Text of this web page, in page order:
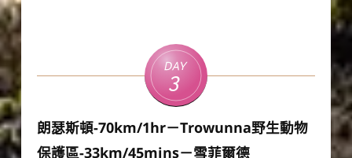
Day
3
朗瑟斯頓-70km/1hr－Trowunna野生動物
保護區-33km/45mins－雪菲爾德